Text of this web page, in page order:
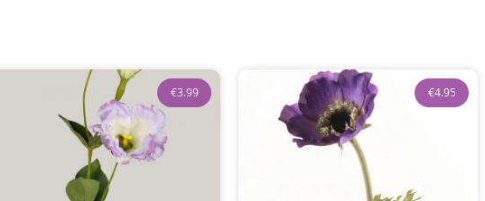
€3.99 €4.95